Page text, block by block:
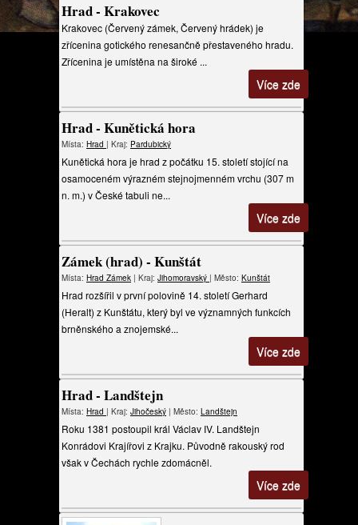
Hrad - Krakovec
Krakovec (Červený zámek, Červený hrádek) je
zřícenina gotického renesančně přestaveného hradu.
Zřícenina je umístěna na široké ...
Více zde
Hrad - Kunětická hora
Místa: Hrad | Kraj: Pardubický
Kunětická hora je hrad z počátku 15. století stojící na
osamoceném výrazném stejnojmenném vrchu (307 m
n. m.) v České tabuli ne...
Více zde
Zámek (hrad) - Kunštát
Místa: Hrad Zámek | Kraj: Jihomoravský | Město: Kunštát
Hrad rozšířil v první polovině 14. století Gerhard
(Heralt) z Kunštátu, který byl ve významných funkcích
brněnského a znojemské...
Více zde
Hrad - Landštejn
Místa: Hrad | Kraj: Jihočeský | Město: Landštejn
Roku 1381 postoupil král Václav IV. Landštejn
Konrádovi Krajířovi z Krajku. Původně rakouský rod
však v Čechách rychle zdomácněl.
Více zde